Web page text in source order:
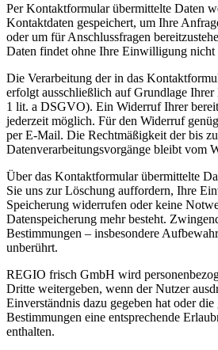
Per Kontaktformular übermittelte Daten
Kontaktdaten gespeichert, um Ihre
oder um für Anschlussfragen
Daten findet ohne Ihre Einwilligung nicht
Die Verarbeitung der in das
erfolgt ausschließlich auf Grundlage
1 lit. a DSGVO). Ein Widerruf Ihrer
jederzeit möglich. Für den Widerruf
per E-Mail. Die Rechtmäßigkeit der bis
Datenverarbeitungsvorgänge bleibt vom
Über das Kontaktformular übermittelte
Sie uns zur Löschung auffordern, Ihre
Speicherung widerrufen oder keine
Datenspeicherung mehr besteht.
Bestimmungen – insbesondere
unberührt.
REGIO frisch GmbH wird
Dritte weitergeben, wenn der Nutzer
Einverständnis dazu gegeben hat oder die
Bestimmungen eine entsprechende
enthalten.